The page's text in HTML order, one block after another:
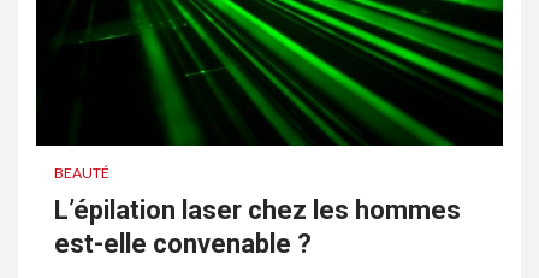
BEAUTÉ
L’épilation laser chez les hommes
est-elle convenable ?